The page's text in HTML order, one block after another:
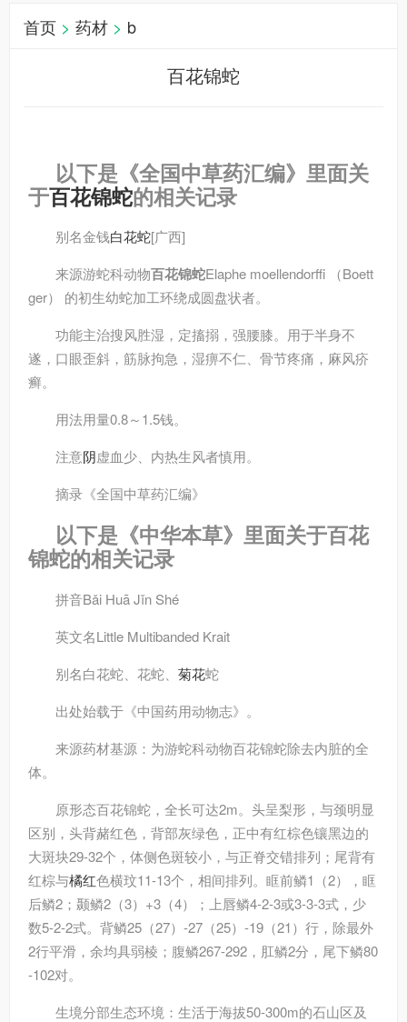
首页 > 药材 > b
百花锦蛇
以下是《全国中草药汇编》里面关
于百花锦蛇的相关记录
别名金钱白花蛇[广西]
来源游蛇科动物百花锦蛇Elaphe moellendorffi （Boett
ger） 的初生幼蛇加工环绕成圆盘状者。
功能主治搜风胜湿，定搐搦，强腰膝。用于半身不
遂，口眼歪斜，筋脉拘急，湿痹不仁、骨节疼痛，麻风疥
癣。
用法用量0.8～1.5钱。
注意阴虚血少、内热生风者慎用。
摘录 《全国中草药汇编》
以下是《中华本草》里面关于百花
锦蛇的相关记录
拼音Bǎi Huā Jǐn Shé
英文名Little Multibanded Krait
别名白花蛇、花蛇、 菊花蛇
出处始载于《中国药用动物志》。
来源药材基源：为游蛇科动物百花锦蛇除去内脏的全
体。
原形态百花锦蛇，全长可达2m。头呈梨形，与颈明显
区别，头背赭红色，背部灰绿色，正中有红棕色镶黑边的
大斑块29-32个，体侧色斑较小，与正脊交错排列；尾背有
红棕与橘红色横玟11-13个，相间排列。眶前鳞1（2），眶
后鳞2；颞鳞2（3）+3（4）；上唇鳞4-2-3或3-3-3式，少
数5-2-2式。背鳞25（27）-27（25）-19（21）行，除最外
2行平滑，余均具弱棱；腹鳞267-292，肛鳞2分，尾下鳞80
-102对。
生境分部生态环境：生活于海拔50-300m的石山区及